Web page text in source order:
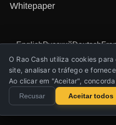
Whitepaper
EnglishРусскийDeutsch
TürkçePortuguês
Copyright © Rao Cash
direitos
O Rao Cash utiliza cookies
site, analisar o tráfego e
Ao clicar em "Aceitar",
Recusar Aceitar todos